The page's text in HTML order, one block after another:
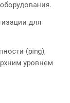
для
(ping),
уровнем